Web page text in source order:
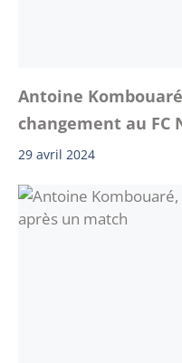
Antoine
changement au FC
29 avril 2024